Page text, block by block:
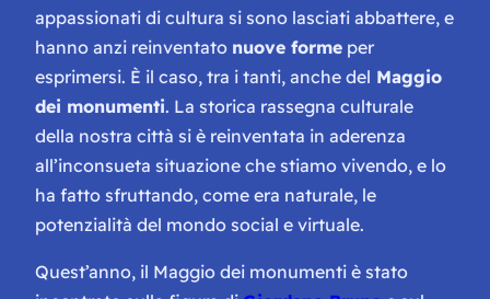
appassionati di cultura si sono lasciati abbattere, e
hanno anzi reinventato nuove forme per
esprimersi. È il caso, tra i tanti, anche del Maggio
dei monumenti. La storica rassegna culturale
della nostra città si è reinventata in aderenza
all’inconsueta situazione che stiamo vivendo, e lo
ha fatto sfruttando, come era naturale, le
potenzialità del mondo social e virtuale.
Quest’anno, il Maggio dei monumenti è stato